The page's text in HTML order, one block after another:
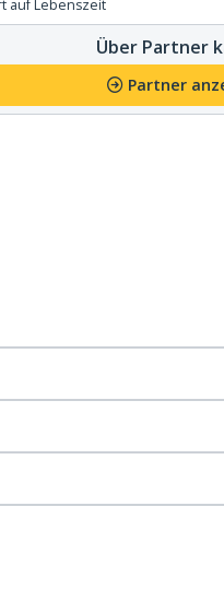
auf Lebenszeit
Über Partner
Partner